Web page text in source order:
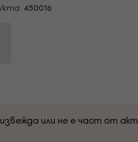
450016
или не е част от